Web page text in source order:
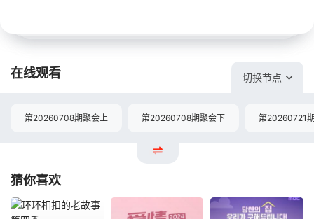
在线观看 切换节点
第20260708期聚会上 第20260708期聚会下 第20260721
猜你喜欢